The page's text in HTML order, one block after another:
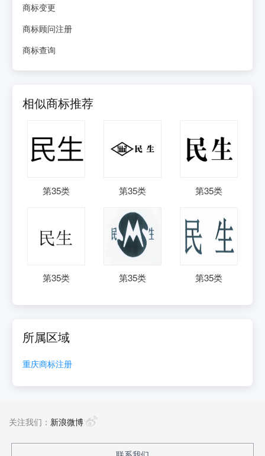
商标变更
商标顾问注册
商标查询
相似商标推荐
第35类 第35类 第35类
第35类 第35类 第35类
所属区域
重庆商标注册